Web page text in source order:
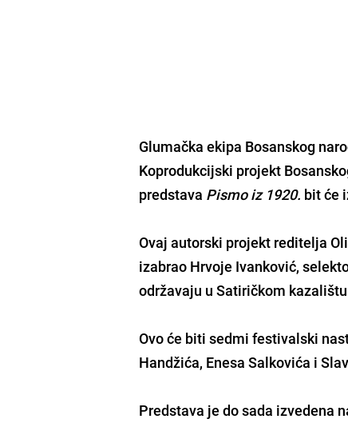
Glumačka ekipa Bosanskog
Koprodukcijski projekt
predstava Pismo iz 1920. bit će
Ovaj autorski projekt reditelja
izabrao Hrvoje Ivanković,
održavaju u Satiričkom
Ovo će biti sedmi festivalski
Handžića, Enesa Salkovića i
Predstava je do sada izvedena